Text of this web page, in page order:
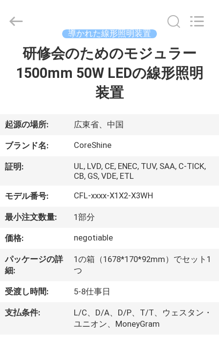
ダ
ク
ト
私
達
に
つ
い
て
2021
Coreshine
Optoelectronics
Reserved.
導かれた線形照明装置
研修会のためのモジュラー
1500mm 50W LEDの線形照明
装置
起源の場所: 広東省、中国
ブランド名: CoreShine
証明:
UL, LVD, CE, ENEC, TUV, SAA, C-TICK,
CB, GS, VDE, ETL
モデル番号: CFL-xxxx-X1X2-X3WH
最小注文数量: 1部分
価格: negotiable
パッケージの詳
細:
1の箱（1678*170*92mm）でセット1
つ
受渡し時間: 5-8仕事日
支払条件:
L/C、D/A、D/P、T/T、ウェスタン・
ユニオン、MoneyGram